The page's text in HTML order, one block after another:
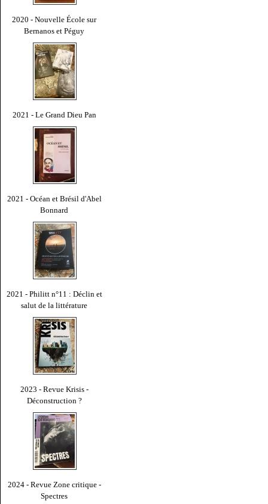
2020 - Nouvelle École sur
Bernanos et Péguy
2021 - Le Grand Dieu Pan
2021 - Océan et Brésil d'Abel
Bonnard
2021 - Philitt n°11 : Déclin et
salut de la littérature
2023 - Revue Krisis -
Déconstruction ?
2024 - Revue Zone critique -
Spectres